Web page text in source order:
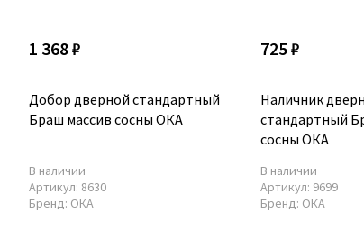
1 368 ₽
Добор дверной стандартный
Браш массив сосны ОКА
В наличии
Артикул: 8630
Бренд: ОКА
725 ₽
Наличник
стандартный
сосны ОКА
В наличии
Артикул: 9699
Бренд: ОКА